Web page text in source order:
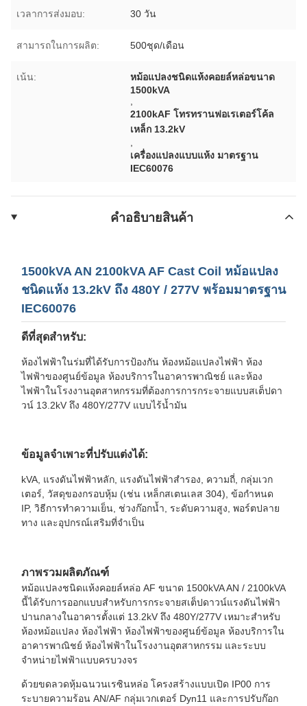
เวลาการส่งมอบ: 30 วัน
สามารถในการผลิต: 500ชุด/เดือน
เน้น:
หม้อแปลงชนิดแห้งคอยล์หล่อขนาด
1500kVA
2100kAF โทรทรานฟอเรเตอร์โค้ล
เหล็ก 13.2kV
เครื่องแปลงแบบแห้ง มาตรฐาน
IEC60076
คําอธิบายสินค้า
1500kVA AN 2100kVA AF Cast Coil หม้อแปลง
ชนิดแห้ง 13.2kV ​​ถึง 480Y / 277V พร้อมมาตรฐาน
IEC60076
ดีที่สุดสำหรับ:
ห้องไฟฟ้าในร่มที่ได้รับการป้องกัน ห้องหม้อแปลงไฟฟ้า ห้อง
ไฟฟ้าของศูนย์ข้อมูล ห้องบริการในอาคารพาณิชย์ และห้อง
ไฟฟ้าในโรงงานอุตสาหกรรมที่ต้องการการกระจายแบบสเต็ปดา
วน์ 13.2kV ​​ถึง 480Y/277V แบบไร้น้ำมัน
ข้อมูลจำเพาะที่ปรับแต่งได้:
kVA, แรงดันไฟฟ้าหลัก, แรงดันไฟฟ้าสำรอง, ความถี่, กลุ่มเวก
เตอร์, วัสดุของกรอบหุ้ม (เช่น เหล็กสเตนเลส 304), ข้อกำหนด
IP, วิธีการทำความเย็น, ช่วงก๊อกน้ำ, ระดับความสูง, พอร์ตปลาย
ทาง และอุปกรณ์เสริมที่จำเป็น
ภาพรวมผลิตภัณฑ์
หม้อแปลงชนิดแห้งคอยล์หล่อ AF ขนาด 1500kVA AN / 2100kVA
นี้ได้รับการออกแบบสำหรับการกระจายสเต็ปดาวน์แรงดันไฟฟ้า
ปานกลางในอาคารตั้งแต่ 13.2kV ​​ถึง 480Y/277V เหมาะสำหรับ
ห้องหม้อแปลง ห้องไฟฟ้า ห้องไฟฟ้าของศูนย์ข้อมูล ห้องบริการใน
อาคารพาณิชย์ ห้องไฟฟ้าในโรงงานอุตสาหกรรม และระบบ
จำหน่ายไฟฟ้าแบบครบวงจร
ด้วยขดลวดหุ้มฉนวนเรซินหล่อ โครงสร้างแบบเปิด IP00 การ
ระบายความร้อน AN/AF กลุ่มเวกเตอร์ Dyn11 และการปรับก๊อก